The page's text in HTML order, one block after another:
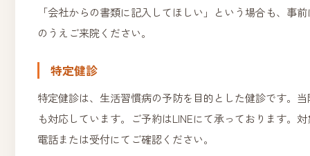
「会社からの書類に記入してほしい」という場合も、事
のうえご来院ください。
特定健診
特定健診は、生活習慣病の予防を目的とした健診です。
も対応しています。ご予約はLINEにて承っております。
電話または受付にてご確認ください。